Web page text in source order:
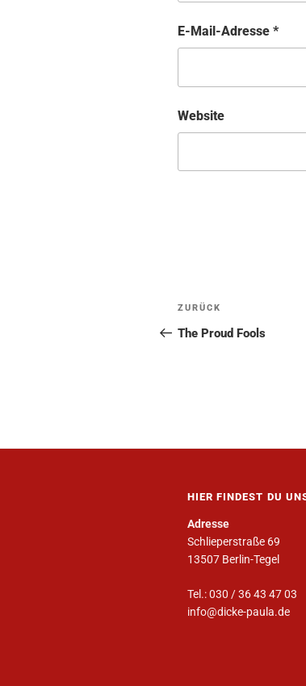
E-Mail-Adresse *
Website
ZURÜCK
The Proud Fools
HIER FINDEST DU
Adresse
Schlieperstraße 69
13507 Berlin-Tegel
Tel.: 030 / 36 43 47 03
info@dicke-paula.de